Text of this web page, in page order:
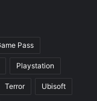
Pass
Playstation
Terror Ubisoft